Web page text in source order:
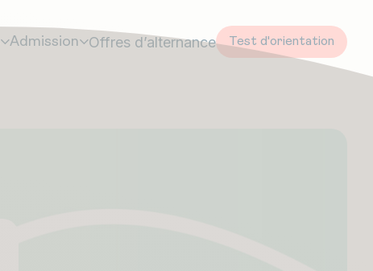
Admission Offres d’alternance Test d'orientation